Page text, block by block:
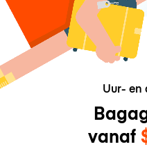
Uur- en
vanaf